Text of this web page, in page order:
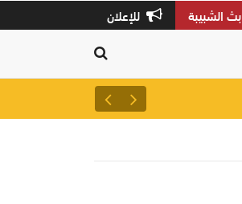
بث الشبيبة للإعلان
سلطنة عمان ثالثًا عالميًا في